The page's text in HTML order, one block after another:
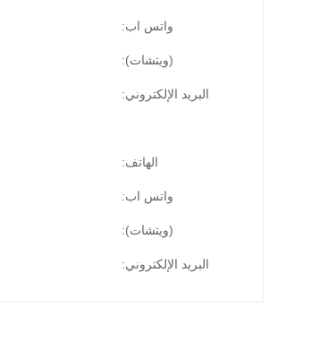
واتس اب:
(ويتشات):
البريد الإلكتروني:
الهاتف:
واتس اب:
(ويتشات):
البريد الإلكتروني: